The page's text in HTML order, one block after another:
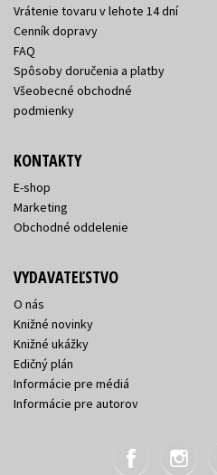
Vrátenie tovaru v lehote 14 dní
Cenník dopravy
FAQ
Spôsoby doručenia a platby
Všeobecné obchodné
podmienky
KONTAKTY
E-shop
Marketing
Obchodné oddelenie
VYDAVATEĽSTVO
O nás
Knižné novinky
Knižné ukážky
Edičný plán
Informácie pre médiá
Informácie pre autorov